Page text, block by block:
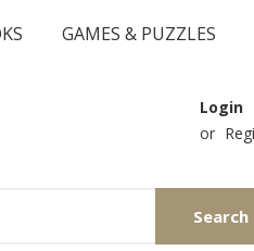
GAMES & PUZZLES
Login
or
Search